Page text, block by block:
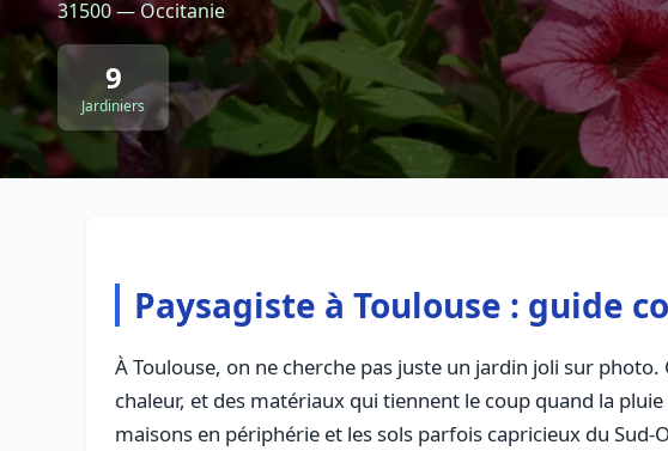
31500 — Occitanie
9
Jardiniers
Paysagiste à Toulouse : guide
À Toulouse, on ne cherche pas juste un jardin joli sur
chaleur, et des matériaux qui tiennent le coup quand la
maisons en périphérie et les sols parfois capricieux du